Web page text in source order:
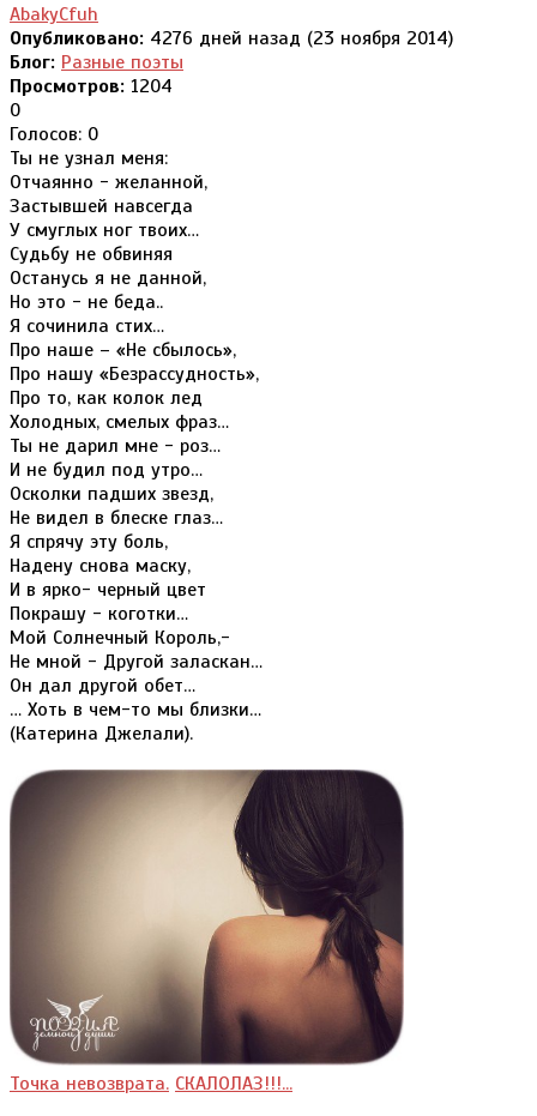
AbakyCfuh
Опубликовано: 4276 дней назад (23 ноября 2014)
Блог: Разные поэты
Просмотров: 1204
0
Голосов: 0
Ты не узнал меня:
Отчаянно - желанной,
Застывшей навсегда
У смуглых ног твоих…
Судьбу не обвиняя
Останусь я не данной,
Но это - не беда..
Я сочинила стих…
Про наше – «Не сбылось»,
Про нашу «Безрассудность»,
Про то, как колок лед
Холодных, смелых фраз…
Ты не дарил мне - роз…
И не будил под утро…
Осколки падших звезд,
Не видел в блеске глаз…
Я спрячу эту боль,
Надену снова маску,
И в ярко- черный цвет
Покрашу - коготки…
Мой Солнечный Король,-
Не мной - Другой заласкан…
Он дал другой обет…
… Хоть в чем-то мы близки…
(Катерина Джелали).
Точка невозврата. СКАЛОЛАЗ!!!...